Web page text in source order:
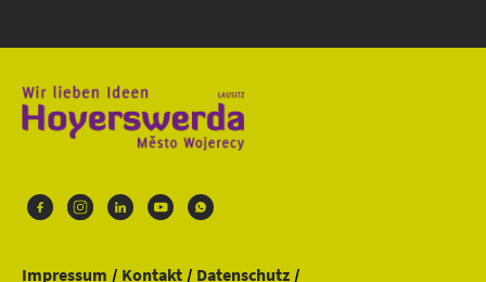
Impressum Kontakt Datenschutz